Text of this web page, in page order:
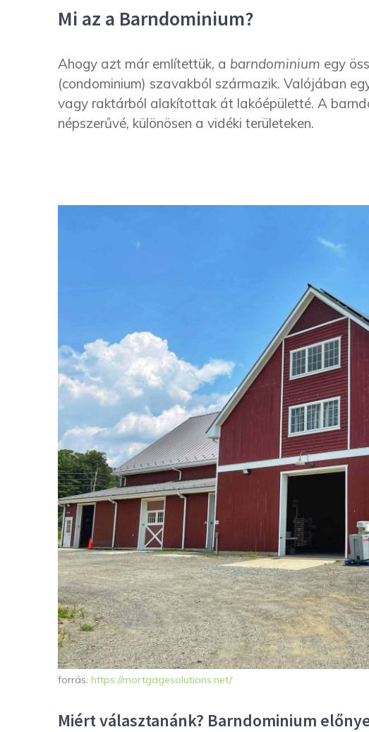
Mi az a Barndominium?
Ahogy azt már említettük, a barndominium egy
(condominium) szavakból származik. Valójában
vagy raktárból alakítottak át lakóépületté. A
népszerűvé, különösen a vidéki területeken.
forrás: https://mortgagesolutions.net/
Miért választanánk? Barndominium